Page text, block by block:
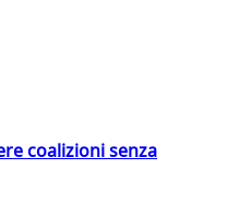
coalizioni senza